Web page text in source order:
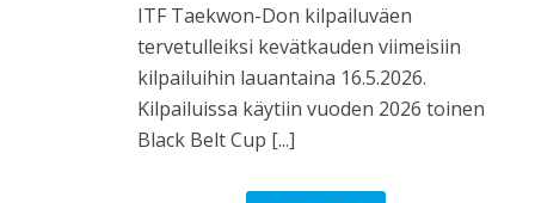
ITF Taekwon-Don kilpailuväen
tervetulleiksi kevätkauden viimeisiin
kilpailuihin lauantaina 16.5.2026.
Kilpailuissa käytiin vuoden 2026 toinen
Black Belt Cup [...]